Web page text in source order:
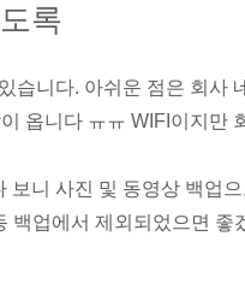
록
습니다. 아쉬운 점은 회사
옵니다 ㅠㅠ WIFI이지만
니 사진 및 동영상 백업
백업에서 제외되었으면 좋